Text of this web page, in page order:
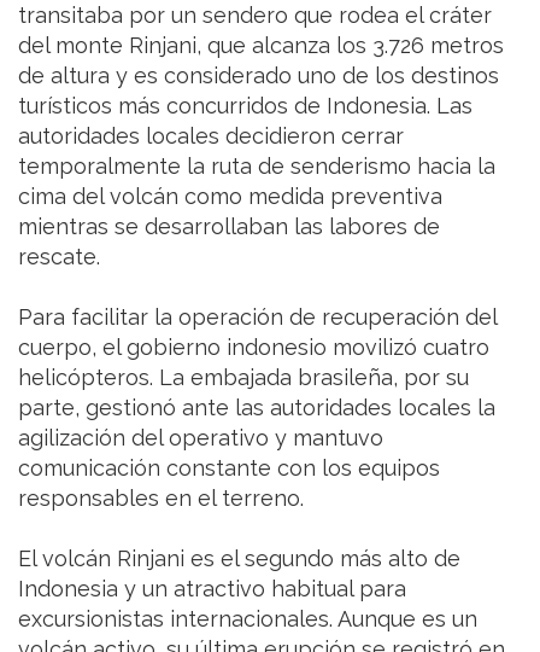
transitaba por un sendero que rodea el cráter
del monte Rinjani, que alcanza los 3.726 metros
de altura y es considerado uno de los destinos
turísticos más concurridos de Indonesia. Las
autoridades locales decidieron cerrar
temporalmente la ruta de senderismo hacia la
cima del volcán como medida preventiva
mientras se desarrollaban las labores de
rescate.
Para facilitar la operación de recuperación del
cuerpo, el gobierno indonesio movilizó cuatro
helicópteros. La embajada brasileña, por su
parte, gestionó ante las autoridades locales la
agilización del operativo y mantuvo
comunicación constante con los equipos
responsables en el terreno.
El volcán Rinjani es el segundo más alto de
Indonesia y un atractivo habitual para
excursionistas internacionales. Aunque es un